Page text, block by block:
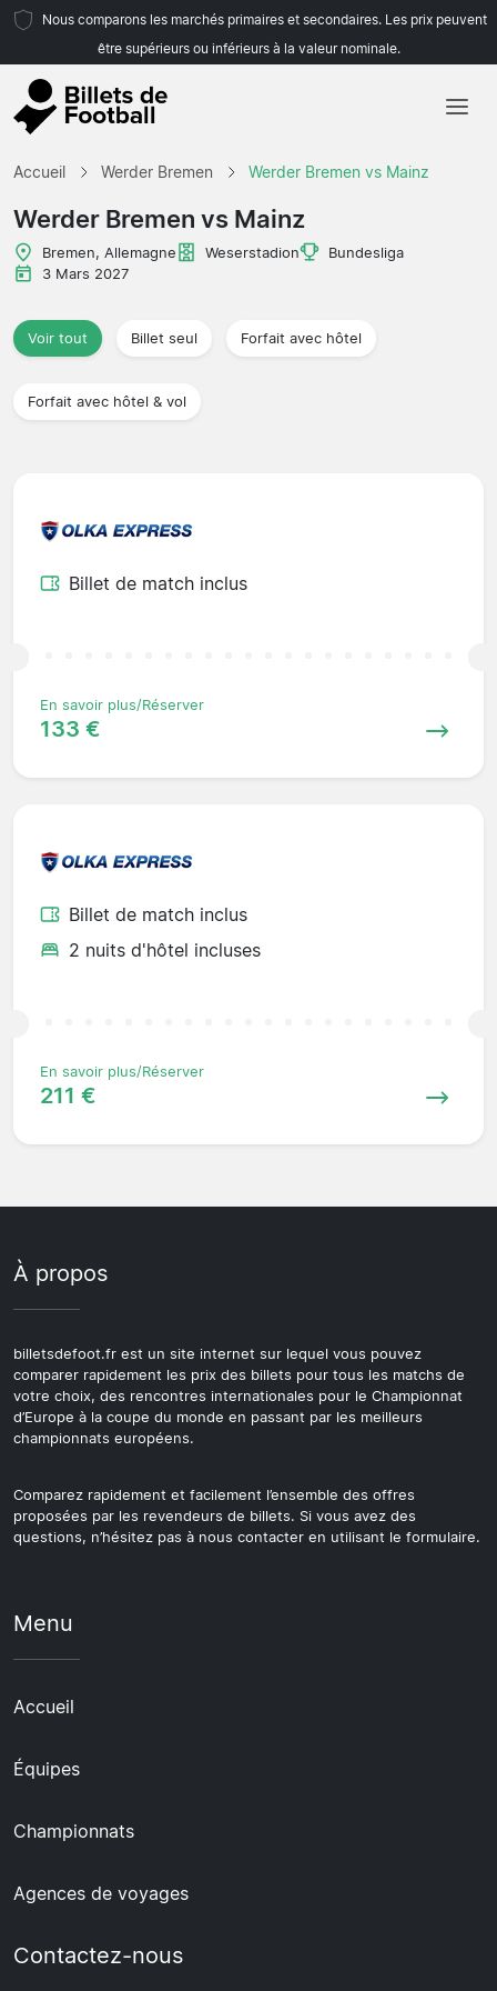
Nous comparons les marchés primaires et secondaires. Les prix peuvent
être supérieurs ou inférieurs à la valeur nominale.
Accueil Werder Bremen Werder Bremen vs Mainz
Werder Bremen vs Mainz
Bremen, Allemagne Weserstadion
Bundesliga
3 Mars 2027
Voir tout Billet seul Forfait avec hôtel
Forfait avec hôtel & vol
Billet de match inclus
En savoir plus/Réserver
133 €
Billet de match inclus
2 nuits d'hôtel incluses
En savoir plus/Réserver
211 €
À propos
billetsdefoot.fr est un site internet sur lequel vous pouvez
comparer rapidement les prix des billets pour tous les matchs de
votre choix, des rencontres internationales pour le Championnat
d’Europe à la coupe du monde en passant par les meilleurs
championnats européens.
Comparez rapidement et facilement l’ensemble des offres
proposées par les revendeurs de billets. Si vous avez des
questions, n’hésitez pas à nous contacter en utilisant le formulaire.
Menu
Accueil
Équipes
Championnats
Agences de voyages
Contactez-nous